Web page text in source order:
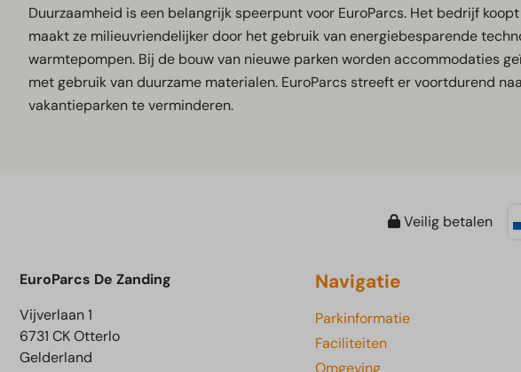
Duurzaamheid is een belangrijk speerpunt voor EuroParcs. Het bedrijf
maakt ze milieuvriendelijker door het gebruik van energiebesparende
warmtepompen. Bij de bouw van nieuwe parken worden accommodaties
met gebruik van duurzame materialen. EuroParcs streeft er voortdurend
vakantieparken te verminderen.
Veilig betalen
EuroParcs De Zanding
Vijverlaan 1
6731 CK Otterlo
Gelderland
Navigatie
Parkinformatie
Faciliteiten
Omgeving